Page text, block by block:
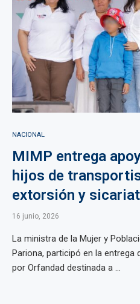
NACIONAL
MIMP entrega
hijos de
extorsión y
16 junio, 2026
La ministra de la Mujer y
Pariona, participó en la entrega
por Orfandad destinada a ...